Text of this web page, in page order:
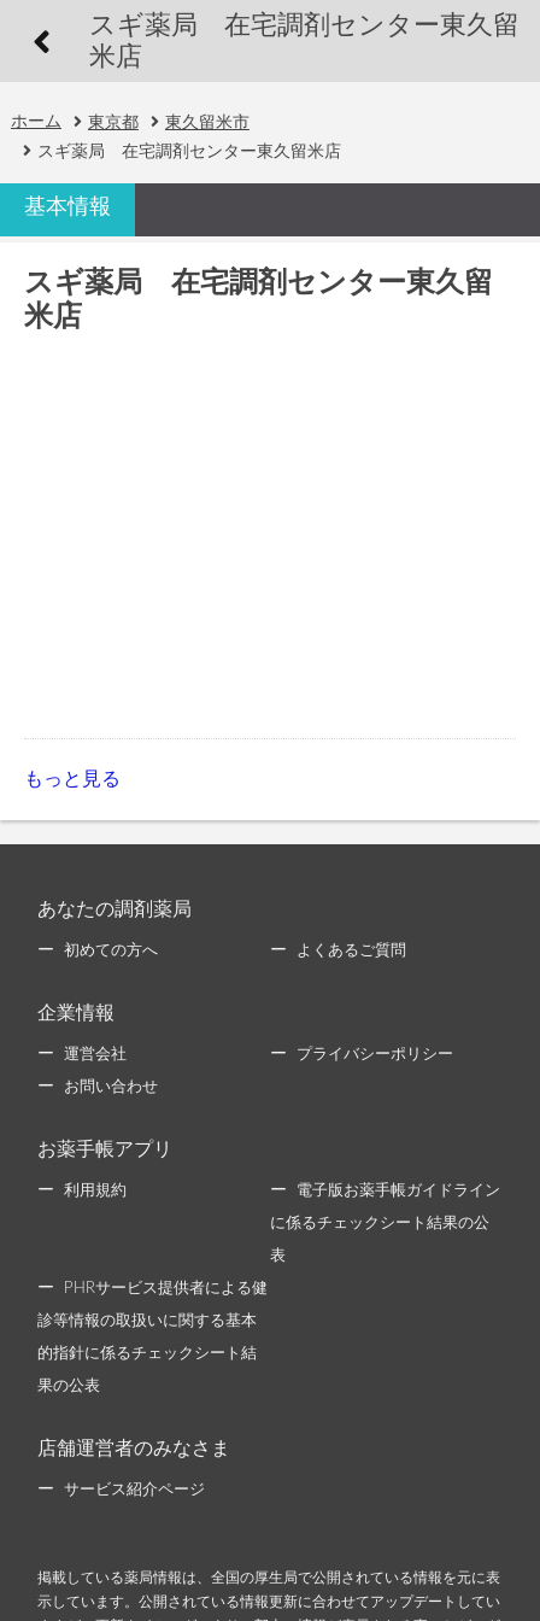
スギ薬局 在宅調剤センター東久留
米店
ホーム 東京都
東久留米市
スギ薬局 在宅調剤センター東久留米店
基本情報
スギ薬局 在宅調剤センター東久留
米店
もっと見る
あなたの調剤薬局
初めての方へ よくあるご質問
企業情報
運営会社 プライバシーポリシー
お問い合わせ
お薬手帳アプリ
利用規約 電子版お薬手帳ガイドライン
に係るチェックシート結果の公
表
PHRサービス提供者による健
診等情報の取扱いに関する基本
的指針に係るチェックシート結
果の公表
店舗運営者のみなさま
サービス紹介ページ
掲載している薬局情報は、全国の厚生局で公開されている情報を元に表
示しています。公開されている情報更新に合わせてアップデートしてい